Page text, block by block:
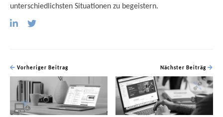
unterschiedlichsten Situationen zu begeistern.
Vorheriger Beitrag Nächster Beiträg